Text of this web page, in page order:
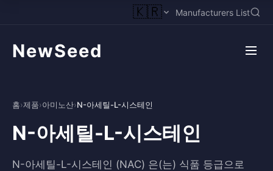
🇰🇷 Manufacturers List
NewSeed
홈›제품›아미노산›N-아세틸-L-시스테인
N-아세틸-L-시스테인
N-아세틸-L-시스테인 (NAC) 은(는) 식품 등급으로